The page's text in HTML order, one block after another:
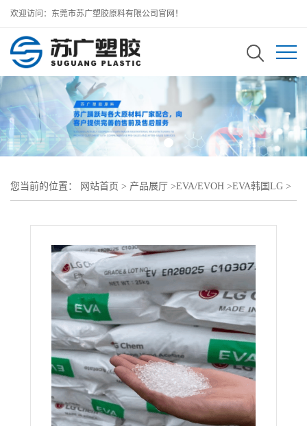
欢迎访问：东莞市苏广塑胶原料有限公司官网！
您当前的位置： 网站首页 > 产品展厅 >EVA/EVOH >EVA韩国LG >